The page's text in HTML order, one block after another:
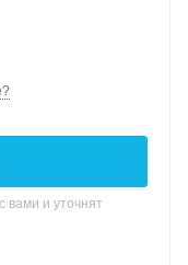
вами и уточнят